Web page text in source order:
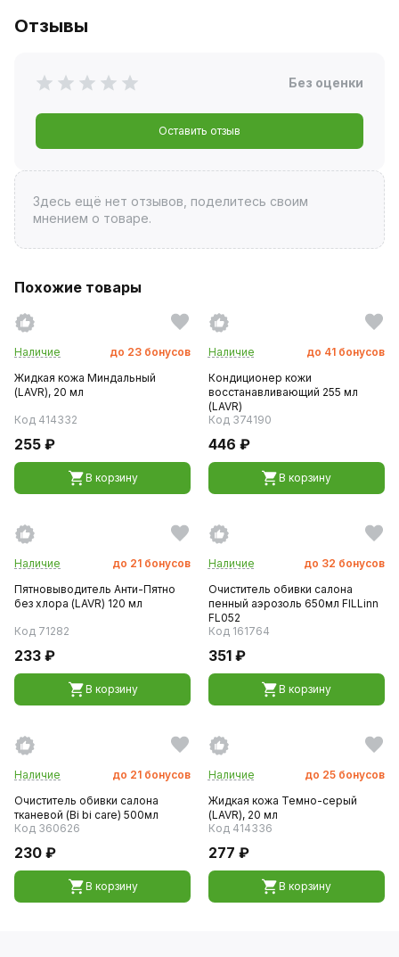
Отзывы
Без оценки
Оставить отзыв
Здесь ещё нет отзывов, поделитесь своим
мнением о товаре.
Похожие товары
Наличие до 23 бонусов
Жидкая кожа Миндальный
(LAVR), 20 мл
Код 414332
255 ₽
В корзину
Наличие до 41 бонусов
Кондиционер кожи
восстанавливающий 255 мл
(LAVR)
Код 374190
446 ₽
В корзину
Наличие до 21 бонусов
Пятновыводитель Анти-Пятно
без хлора (LAVR) 120 мл
Код 71282
233 ₽
В корзину
Наличие до 32 бонусов
Очиститель обивки салона
пенный аэрозоль 650мл FILLinn
FL052
Код 161764
351 ₽
В корзину
Наличие до 21 бонусов
Очиститель обивки салона
тканевой (Bi bi care) 500мл
Код 360626
230 ₽
В корзину
Наличие до 25 бонусов
Жидкая кожа Темно-серый
(LAVR), 20 мл
Код 414336
277 ₽
В корзину